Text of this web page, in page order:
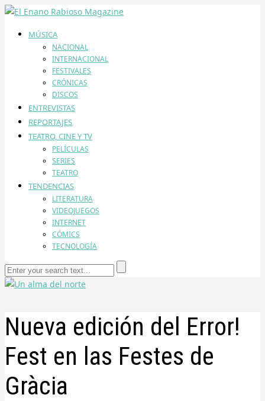
MÚSICA
NACIONAL
INTERNACIONAL
FESTIVALES
CRÓNICAS
DISCOS
ENTREVISTAS
REPORTAJES
TEATRO, CINE Y TV
PELÍCULAS
SERIES
TEATRO
TENDENCIAS
LITERATURA
VIDEOJUEGOS
INTERNET
CÓMICS
TECNOLOGÍA
Nueva edición del Error!
Fest en las Festes de
Gràcia